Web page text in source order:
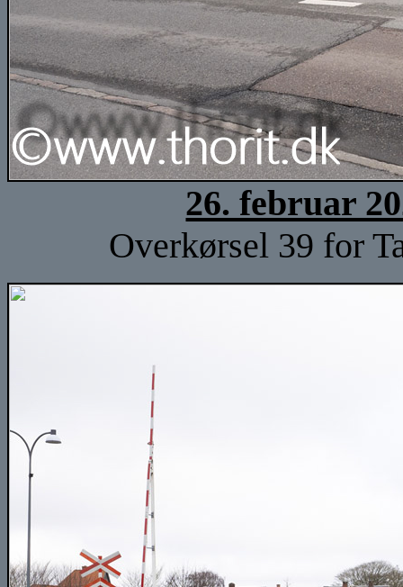
26. februar
Overkørsel 39 for